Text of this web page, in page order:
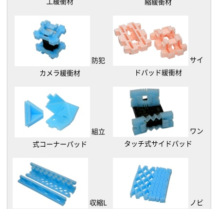
防犯
カメラ緩衝材
サイ
ドパッド緩衝材
組立
式コーナーパッド
ワン
タッチ式サイドパッド
収縮L
ノビ